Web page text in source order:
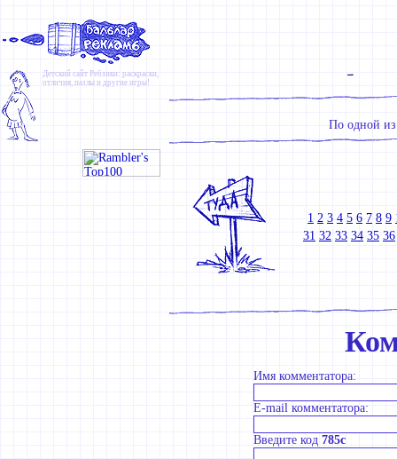
Детский сайт Ребзики: раскраски,
отличия, пазлы и другие игры!
По одной из
1 2 3 4 5 6 7 8 9
31 32 33 34 35 36
Имя комментатора:
E-mail комментатора:
Введите код 785c